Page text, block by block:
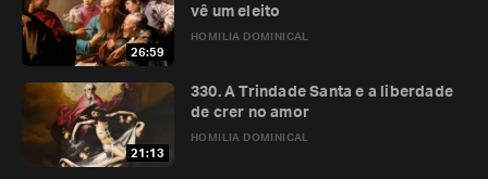
26:59
HOMILIA DOMINICAL
vê um eleito
21:13
HOMILIA DOMINICAL
330. A Trindade Santa e a liberdade
de crer no amor